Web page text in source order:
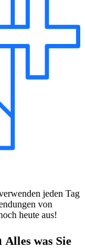
jeden Tag
von
heute aus!
Alles was Sie